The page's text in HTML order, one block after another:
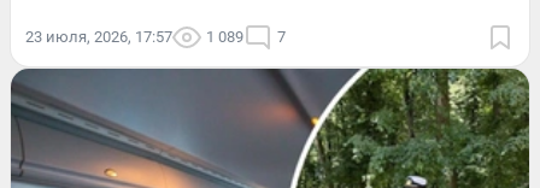
23 июля, 2026, 17:57 1 089 7